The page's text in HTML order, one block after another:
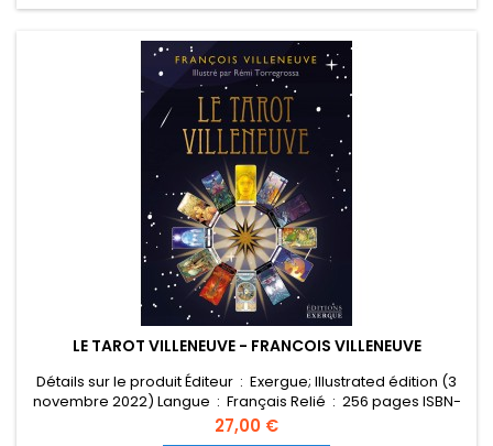
LE TAROT VILLENEUVE - FRANCOIS VILLENEUVE
Détails sur le produit Éditeur ‏ : ‎ Exergue; Illustrated édition (3
novembre 2022) Langue ‏ : ‎ Français Relié ‏ : ‎ 256 pages ISBN-
‎ 590 g Dimensions ‏ : ‎ 12.5 x 5.5 x 17 cm UNSPSC-Code ‏ :
Prix
27,00 €